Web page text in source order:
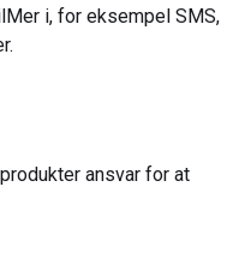
i, for eksempel SMS,
ansvar for at